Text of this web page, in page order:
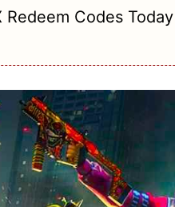
Codes Today